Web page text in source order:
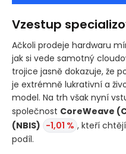
Vzestup
Ačkoli prodeje hardwaru
jak si vede samotný
trojice jasně dokazuje, že
je extrémně lukrativní a
model. Na trh však nyní
společnost CoreWeave
(NBIS) -1,01 % , kteří
podíl.